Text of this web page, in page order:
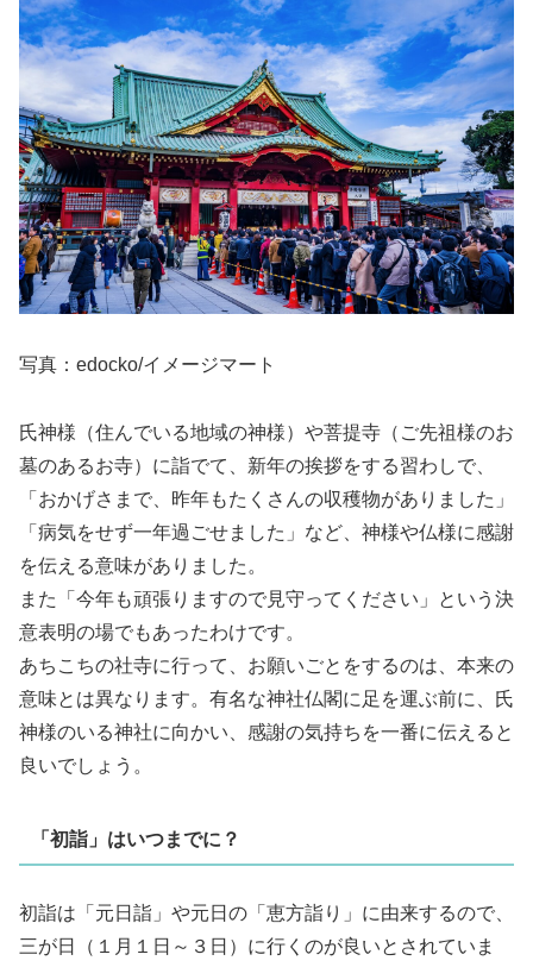
写真：edocko/イメージマート
氏神様（住んでいる地域の神様）や菩提寺（ご先祖様のお
墓のあるお寺）に詣でて、新年の挨拶をする習わしで、
「おかげさまで、昨年もたくさんの収穫物がありました」
「病気をせず一年過ごせました」など、神様や仏様に感謝
を伝える意味がありました。
また「今年も頑張りますので見守ってください」という決
意表明の場でもあったわけです。
あちこちの社寺に行って、お願いごとをするのは、本来の
意味とは異なります。有名な神社仏閣に足を運ぶ前に、氏
神様のいる神社に向かい、感謝の気持ちを一番に伝えると
良いでしょう。
「初詣」はいつまでに？
初詣は「元日詣」や元日の「恵方詣り」に由来するので、
三が日（１月１日～３日）に行くのが良いとされていま